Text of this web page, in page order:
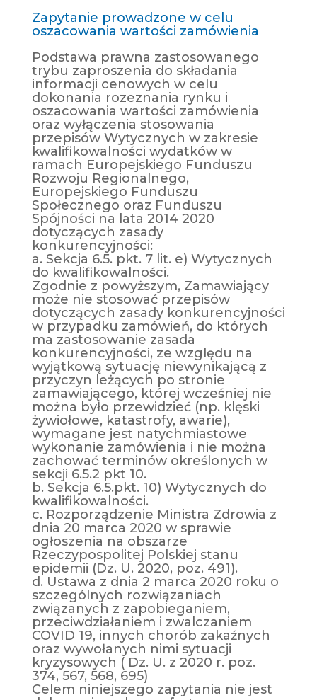
Zapytanie prowadzone w celu
oszacowania wartości zamówienia
Podstawa prawna zastosowanego
trybu zaproszenia do składania
informacji cenowych w celu
dokonania rozeznania rynku i
oszacowania wartości zamówienia
oraz wyłączenia stosowania
przepisów Wytycznych w zakresie
kwalifikowalności wydatków w
ramach Europejskiego Funduszu
Rozwoju Regionalnego,
Europejskiego Funduszu
Społecznego oraz Funduszu
Spójności na lata 2014 2020
dotyczących zasady
konkurencyjności:
a. Sekcja 6.5. pkt. 7 lit. e) Wytycznych
do kwalifikowalności.
Zgodnie z powyższym, Zamawiający
może nie stosować przepisów
dotyczących zasady konkurencyjności
w przypadku zamówień, do których
ma zastosowanie zasada
konkurencyjności, ze względu na
wyjątkową sytuację niewynikającą z
przyczyn leżących po stronie
zamawiającego, której wcześniej nie
można było przewidzieć (np. klęski
żywiołowe, katastrofy, awarie),
wymagane jest natychmiastowe
wykonanie zamówienia i nie można
zachować terminów określonych w
sekcji 6.5.2 pkt 10.
b. Sekcja 6.5.pkt. 10) Wytycznych do
kwalifikowalności.
c. Rozporządzenie Ministra Zdrowia z
dnia 20 marca 2020 w sprawie
ogłoszenia na obszarze
Rzeczypospolitej Polskiej stanu
epidemii (Dz. U. 2020, poz. 491).
d. Ustawa z dnia 2 marca 2020 roku o
szczególnych rozwiązaniach
związanych z zapobieganiem,
przeciwdziałaniem i zwalczaniem
COVID 19, innych chorób zakaźnych
oraz wywołanych nimi sytuacji
kryzysowych ( Dz. U. z 2020 r. poz.
374, 567, 568, 695)
Celem niniejszego zapytania nie jest